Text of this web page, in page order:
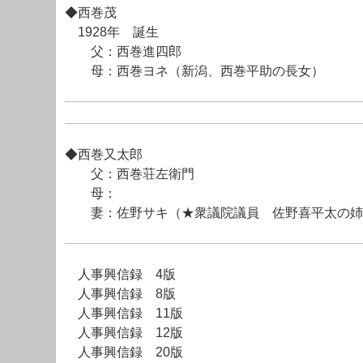
◆西巻茂
1928年 誕生
父：西巻進四郎
母：西巻ヨネ（新潟、西巻平助の長女）
◆西巻又太郎
父：西巻荘左衛門
母：
妻：佐野サキ（★衆議院議員 佐野喜平太の
人事興信録 4版
人事興信録 8版
人事興信録 11版
人事興信録 12版
人事興信録 20版